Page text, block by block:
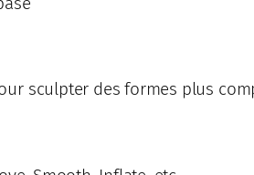
sculpter des formes plus